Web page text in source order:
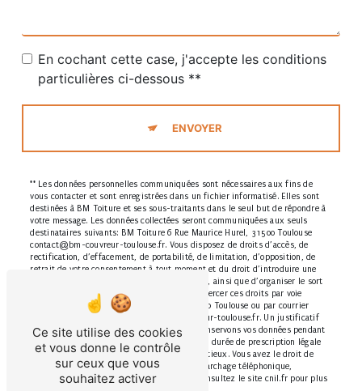
En cochant cette case, j'accepte les conditions
particulières ci-dessous **
ENVOYER
** Les données personnelles communiquées sont nécessaires aux fins de
vous contacter et sont enregistrées dans un fichier informatisé. Elles sont
destinées à BM Toiture et ses sous-traitants dans le seul but de répondre à
votre message. Les données collectées seront communiquées aux seuls
destinataires suivants: BM Toiture 6 Rue Maurice Hurel, 31500 Toulouse
contact@bm-couvreur-toulouse.fr. Vous disposez de droits d’accès, de
rectification, d’effacement, de portabilité, de limitation, d’opposition, de
retrait de votre consentement à tout moment et du droit d’introduire une
réclamation auprès d’une autorité de contrôle, ainsi que d’organiser le sort
de vos données post-mortem. Vous pouvez exercer ces droits par voie
postale à l'adresse 6 Rue Maurice Hurel, 31500 Toulouse ou par courrier
électronique à l'adresse contact@bm-couvreur-toulouse.fr. Un justificatif
d'identité pourra vous être demandé. Nous conservons vos données pendant
la période de prise de contact puis pendant la durée de prescription légale
aux fins probatoires et de gestion des contentieux. Vous avez le droit de
vous inscrire sur la liste d'opposition au démarchage téléphonique,
disponible à cette adresse: Bloctel.gouv.fr
. Consultez le site cnil.fr pour plus
Ce site utilise des cookies
et vous donne le contrôle
sur ceux que vous
souhaitez activer